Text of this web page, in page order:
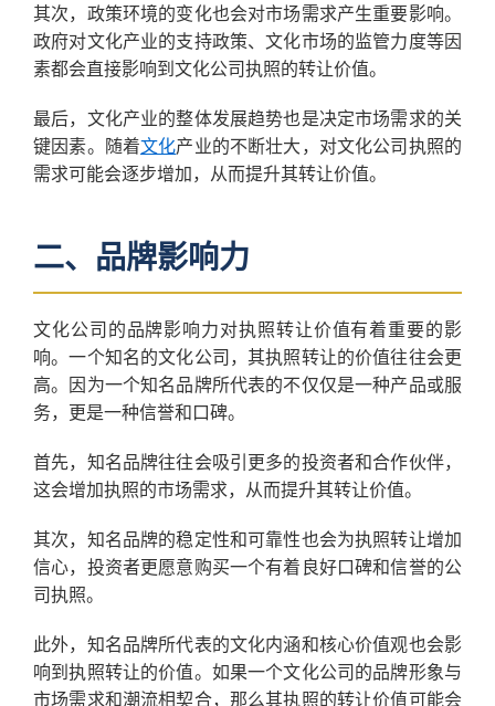
其次，政策环境的变化也会对市场需求产生重要影响。
政府对文化产业的支持政策、文化市场的监管力度等因
素都会直接影响到文化公司执照的转让价值。
最后，文化产业的整体发展趋势也是决定市场需求的关
键因素。随着文化产业的不断壮大，对文化公司执照的
需求可能会逐步增加，从而提升其转让价值。
二、品牌影响力
文化公司的品牌影响力对执照转让价值有着重要的影
响。一个知名的文化公司，其执照转让的价值往往会更
高。因为一个知名品牌所代表的不仅仅是一种产品或服
务，更是一种信誉和口碑。
首先，知名品牌往往会吸引更多的投资者和合作伙伴，
这会增加执照的市场需求，从而提升其转让价值。
其次，知名品牌的稳定性和可靠性也会为执照转让增加
信心，投资者更愿意购买一个有着良好口碑和信誉的公
司执照。
此外，知名品牌所代表的文化内涵和核心价值观也会影
响到执照转让的价值。如果一个文化公司的品牌形象与
市场需求和潮流相契合，那么其执照的转让价值可能会